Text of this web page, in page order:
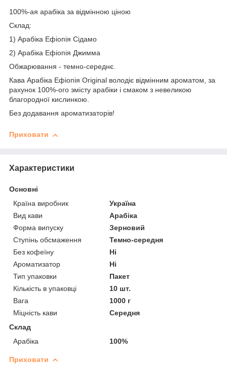
100%-ая арабіка за відмінною ціною
Склад:
1) Арабіка Ефіопія Сідамо
2) Арабіка Ефіопія Джимма
Обжарювання - темно-середнє.
Кава Арабіка Ефіопія Original володіє відмінним ароматом, за
рахунок 100%-ого змісту арабіки і смаком з невеликою
благородної кислинкою.
Без додавання ароматизаторів!
Приховати
Характеристики
Основні
Країна виробник
Україна
Вид кави
Арабіка
Форма випуску
Зерновий
Ступінь обсмаження
Темно-середня
Без кофеїну
Ні
Ароматизатор
Ні
Тип упаковки
Пакет
Кількість в упаковці
10 шт.
Вага
1000 г
Міцність кави
Середня
Склад
Арабіка
100%
Приховати